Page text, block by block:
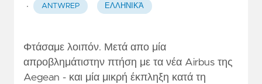
· ANTWREP ΕΛΛΗΝΙΚΆ
Φτάσαμε λοιπόν. Μετά απο μία
απροβλημάτιστην πτήση με τα νέα Airbus της
Aegean - και μία μικρή έκπληξη κατά τη